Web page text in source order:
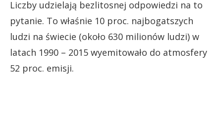
Liczby udzielają bezlitosnej odpowiedzi na to
pytanie. To właśnie 10 proc. najbogatszych
ludzi na świecie (około 630 milionów ludzi) w
latach 1990 – 2015 wyemitowało do atmosfery
52 proc. emisji.